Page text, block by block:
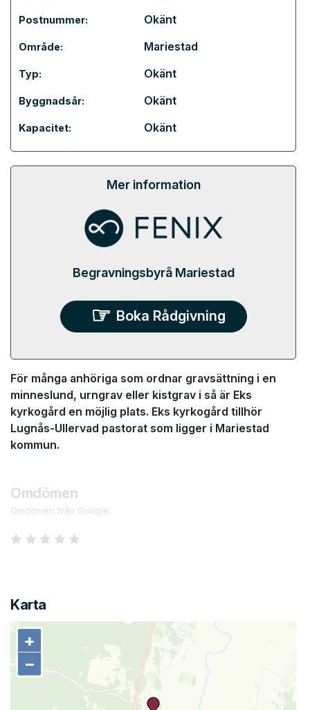
Postnummer: Okänt
Område: Mariestad
Typ: Okänt
Byggnadsår: Okänt
Kapacitet: Okänt
Mer information
Begravningsbyrå Mariestad
Boka Rådgivning
För många anhöriga som ordnar gravsättning i en
minneslund, urngrav eller kistgrav i så är Eks
kyrkogård en möjlig plats. Eks kyrkogård tillhör
Lugnås-Ullervad pastorat som ligger i Mariestad
kommun.
Omdömen
Omdömen från Google
Karta
+
−
+
−